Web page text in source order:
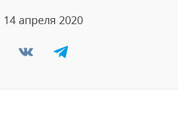
14 апреля 2020